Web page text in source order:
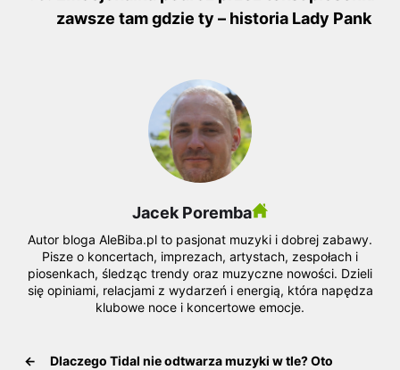
zawsze tam gdzie ty – historia Lady Pank
Jacek Poremba
Autor bloga AleBiba.pl to pasjonat muzyki i dobrej zabawy.
Pisze o koncertach, imprezach, artystach, zespołach i
piosenkach, śledząc trendy oraz muzyczne nowości. Dzieli
się opiniami, relacjami z wydarzeń i energią, która napędza
klubowe noce i koncertowe emocje.
←
Dlaczego Tidal nie odtwarza muzyki w tle? Oto